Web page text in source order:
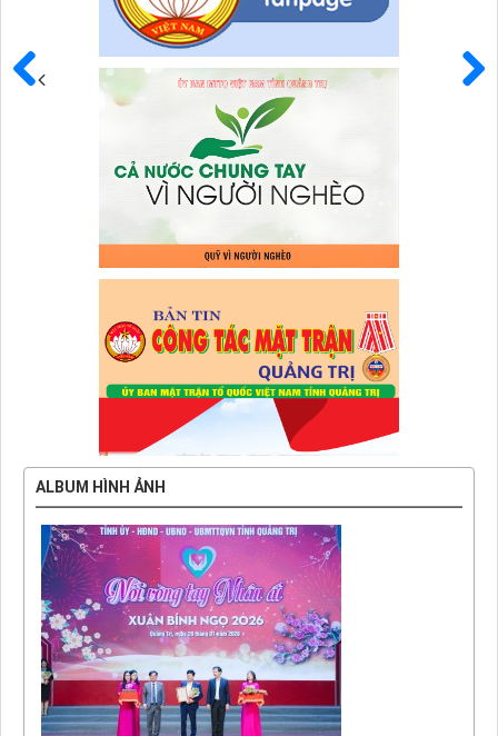
ALBUM HÌNH ẢNH